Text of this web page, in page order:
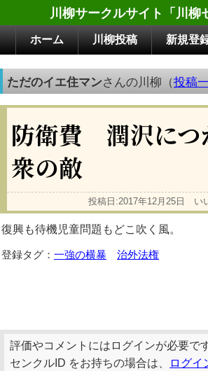
川柳サークルサイト「川柳
ホーム 川柳投稿 新規登
ただのイエ住マンさんの川柳（投稿
防衛費 潤沢に
衆の敵
投稿日:2017年12月25日
復興も待機児童問題もどこ吹く風。
登録タグ： 一強の横暴 治外法権
評価やコメントにはログインが必要で
センクルID をお持ちの場合は、
ログイ